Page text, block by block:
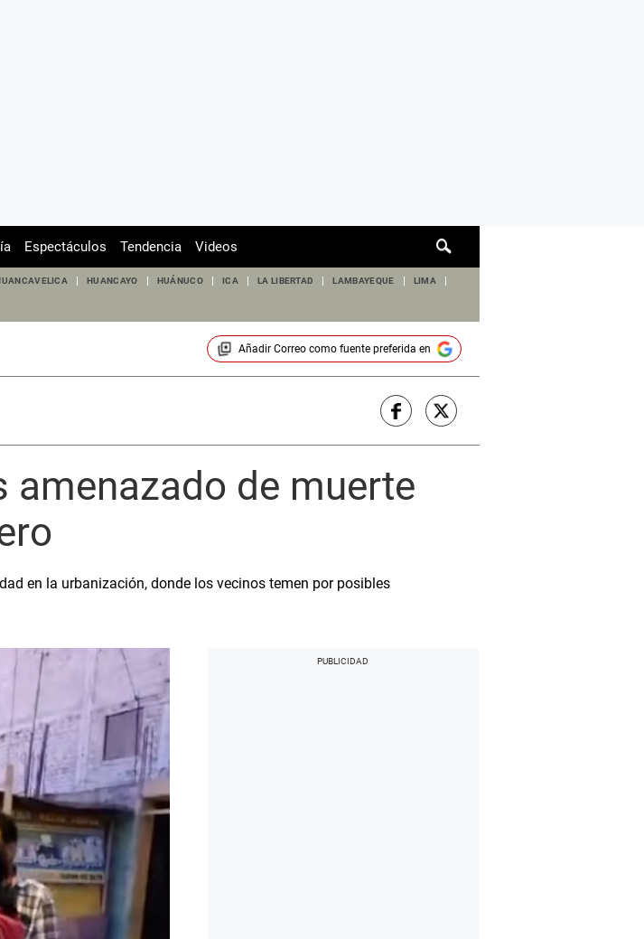
de
Espectáculos Tendencia Videos
HUANCAYO HUÁNUCO ICA LA LIBERTAD LAMBAYEQUE LIMA
Añadir Correocomo fuente preferida en
amenazado de muerte
en la urbanización, donde los vecinos temen por posibles